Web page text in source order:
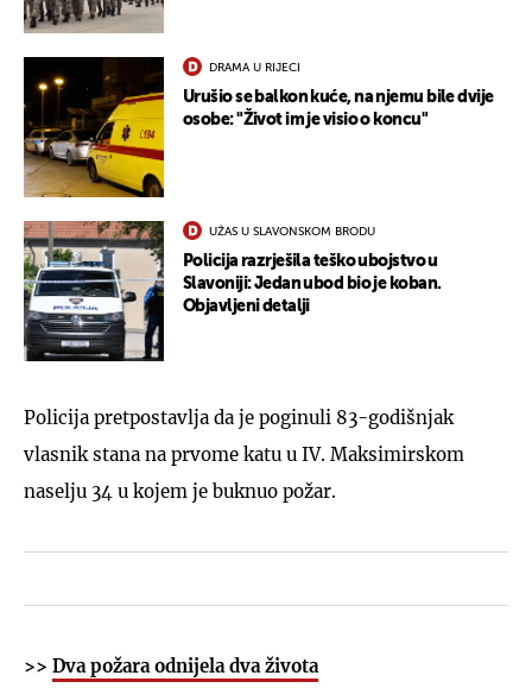
DRAMA U RIJECI
Urušio se balkon kuće, na njemu bile dvije
osobe: "Život im je visio o koncu"
UŽAS U SLAVONSKOM BRODU
Policija razrješila teško ubojstvo u
Slavoniji: Jedan ubod bio je koban.
Objavljeni detalji
Policija pretpostavlja da je poginuli 83-godišnjak
vlasnik stana na prvome katu u IV. Maksimirskom
naselju 34 u kojem je buknuo požar.
>> Dva požara odnijela dva života